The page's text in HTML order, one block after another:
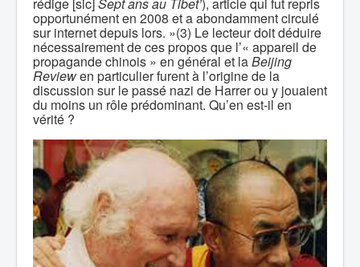
opportunément en 2008 et a abondamment circulé
sur internet depuis lors. »(3) Le lecteur doit déduire
nécessairement de ces propos que l’« appareil de
propagande chinois » en général et laBeijing
Reviewen particulier furent à l’origine de la
discussion sur le passé nazi de Harrer ou y jouaient
du moins un rôle prédominant. Qu’en est-il en
vérité ?